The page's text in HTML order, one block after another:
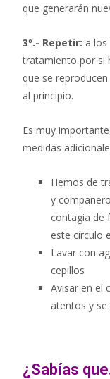
que generarán
3º.- Repetir: a los
tratamiento por si
que se
al principio.
Es muy
medidas
Hemos de
y
contagia de
este círculo
Lavar con
cepillos
Avisar en el
atentos y
¿Sabías